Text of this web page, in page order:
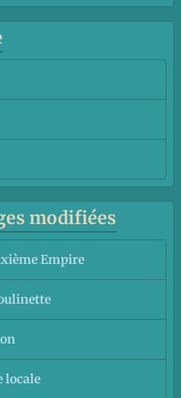
modifiées
Empire
locale